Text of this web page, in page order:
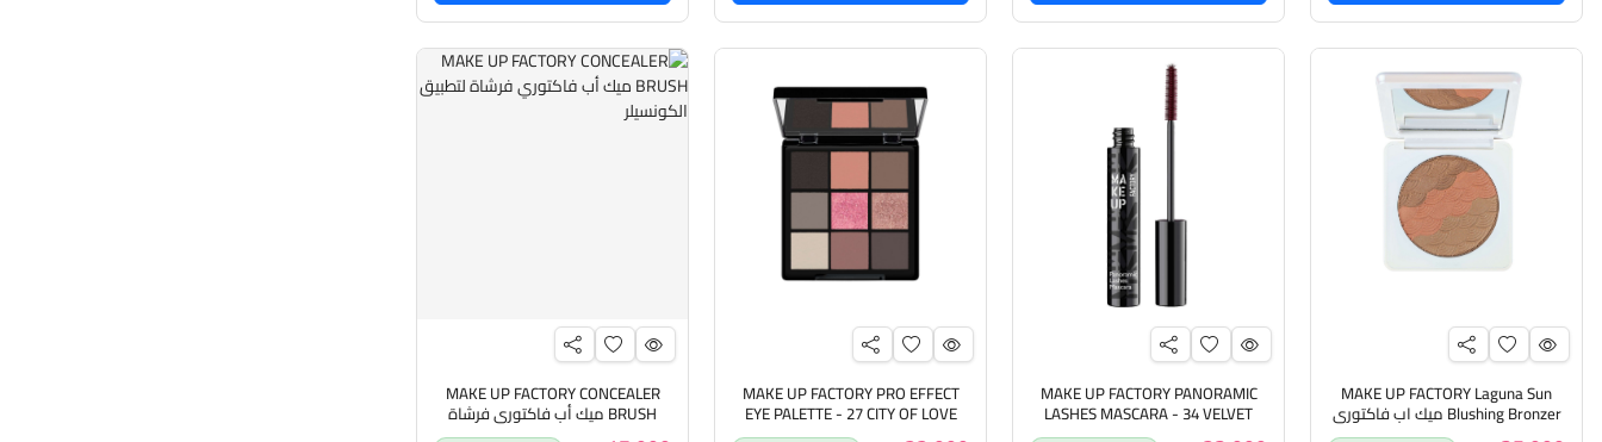
MAKE UP FACTORY Laguna Sun
Blushing Bronzer ميك اب فاكتوري
برونزر وأحمر خدود بتركيبة حريرية تمنح
MAKE UP FACTORY PANORAMIC
LASHES MASCARA - 34 VELVET
BORDEAUX ميك أب فاكتوري
MAKE UP FACTORY PRO EFFECT
EYE PALETTE - 27 CITY OF LOVE
ميك أب فاكتوري باليت ظلال للعيون
MAKE UP FACTORY CONCEALER
BRUSH ميك أب فاكتوري فرشاة
لتطبيق الكونسيلر